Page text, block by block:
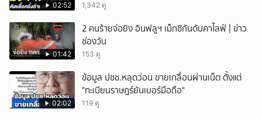
02:52 1,342 ดู
01:42
2 คนร้ายจ่อยิง อินฟลูฯ เม็กซิกันดับคาไลฟ์ | ข่าว
ช่องวัน
153 ดู
02:02
ข้อมูล ปชช.หลุดว่อน ขายเกลื่อนผ่านเน็ต ตั้งแต่
"ทะเบียนราษฎร์ยันเบอร์มือถือ"
119 ดู